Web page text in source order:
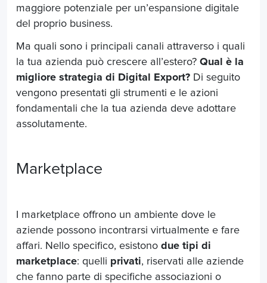
maggiore potenziale per un’espansione digitale
del proprio business.
Ma quali sono i principali canali attraverso i quali
la tua azienda può crescere all’estero? Qual è la
migliore strategia di Digital Export? Di seguito
vengono presentati gli strumenti e le azioni
fondamentali che la tua azienda deve adottare
assolutamente.
Marketplace
I marketplace offrono un ambiente dove le
aziende possono incontrarsi virtualmente e fare
affari. Nello specifico, esistono due tipi di
marketplace: quelli privati, riservati alle aziende
che fanno parte di specifiche associazioni o